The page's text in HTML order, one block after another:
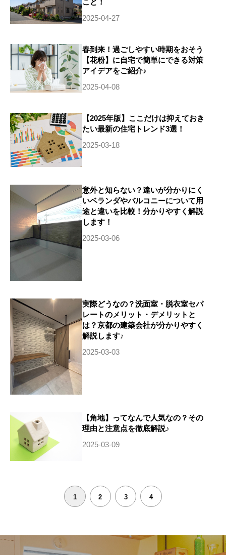
こと！
2025-04-27
春到来！過ごしやすい時期をおそう
【花粉】に自宅で簡単にできる対策
アイデアをご紹介♪
2025-04-08
【2025年版】ここだけは抑えておき
たい最新の住宅トレンド3選！
2025-03-18
意外と知らない？違いが分かりにく
いベランダやバルコニーについて用
途と違いを比較！分かりやすく解説
します！
2025-03-06
実際どうなの？洗面室・脱衣室セパ
レートのメリット・デメリットと
は？京都の建築会社が分かりやすく
解説します♪
2025-03-03
【角地】ってなんで人気なの？その
理由と注意点を徹底解説♪
2025-03-09
1 2 3 4